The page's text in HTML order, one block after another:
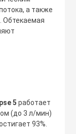
а также
Обтекаемая
5 работает
(до 3 л/мин)
93%.